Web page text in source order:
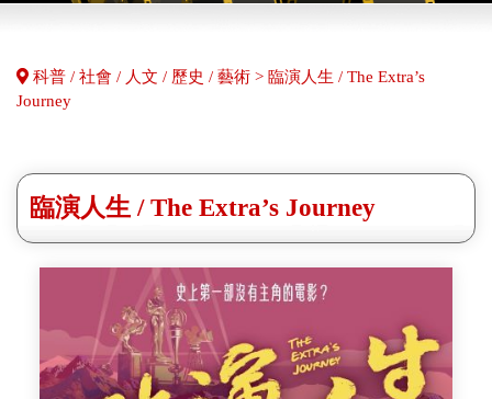
科普 / 社會 / 人文 / 歷史 / 藝術 > 臨演人生 / The Extra’s
Journey
臨演人生 / The Extra’s Journey